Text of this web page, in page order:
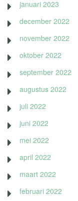
januari 2023
december 2022
november 2022
oktober 2022
september 2022
augustus 2022
juli 2022
juni 2022
mei 2022
april 2022
maart 2022
februari 2022